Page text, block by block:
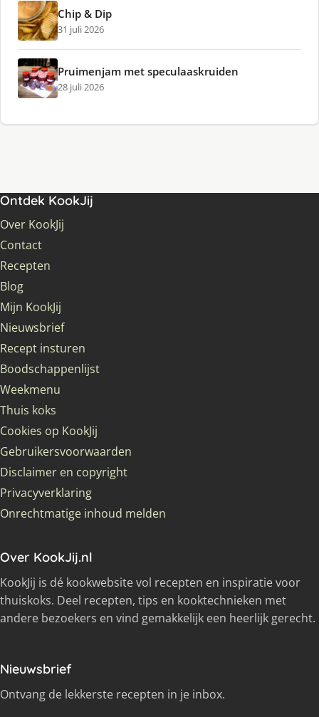
Chip & Dip
31 juli 2026
Pruimenjam met speculaaskruiden
28 juli 2026
Ontdek KookJij
Over KookJij
Contact
Recepten
Blog
Mijn KookJij
Nieuwsbrief
Recept insturen
Boodschappenlijst
Weekmenu
Thuis koks
Cookies op KookJij
Gebruikersvoorwaarden
Disclaimer en copyright
Privacyverklaring
Onrechtmatige inhoud melden
Over KookJij.nl
KookJij is dé kookwebsite vol recepten en inspiratie voor
thuiskoks. Deel recepten, tips en kooktechnieken met
andere bezoekers en vind gemakkelijk een heerlijk gerecht.
Nieuwsbrief
Ontvang de lekkerste recepten in je inbox.